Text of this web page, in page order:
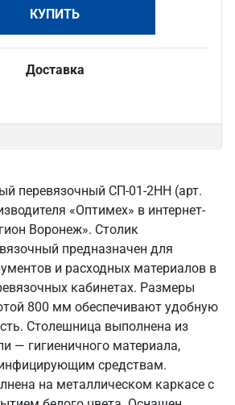
КУПИТЬ
Доставка
перевязочный СП-01-2НН (арт.
«Оптимех» в интернет-
Воронеж». Столик
предназначен для
и расходных материалов в
кабинетах. Размеры
800 мм обеспечивают удобную
Столешница выполнена из
— гигиеничного материала,
средствам.
на металлическом каркасе с